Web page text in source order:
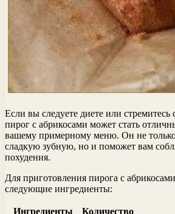
Если вы следуете диете или
пирог с абрикосами может стать
вашему примерному меню. Он не
сладкую зубную, но и поможет вам
похудения.
Для приготовления пирога с
следующие ингредиенты:
Ингредиенты
Количество